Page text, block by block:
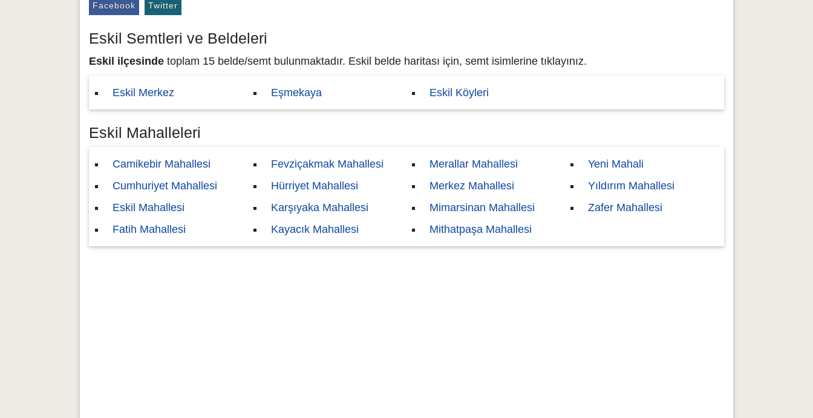
Facebook Twitter
Eskil Semtleri ve Beldeleri
Eskil ilçesinde toplam 15 belde/semt bulunmaktadır. Eskil belde haritası için, semt isimlerine tıklayınız.
Eskil Merkez Eşmekaya Eskil Köyleri
Eskil Mahalleleri
Camikebir Mahallesi
Cumhuriyet Mahallesi
Eskil Mahallesi
Fatih Mahallesi
Fevziçakmak Mahallesi
Hürriyet Mahallesi
Karşıyaka Mahallesi
Kayacık Mahallesi
Merallar Mahallesi
Merkez Mahallesi
Mimarsinan Mahallesi
Mithatpaşa Mahallesi
Yeni Mahali
Yıldırım Mahallesi
Zafer Mahallesi